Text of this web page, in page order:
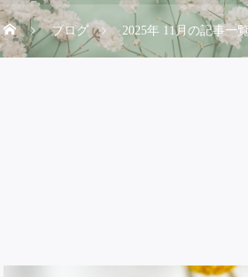
ブログ 2025年 11月の記事一